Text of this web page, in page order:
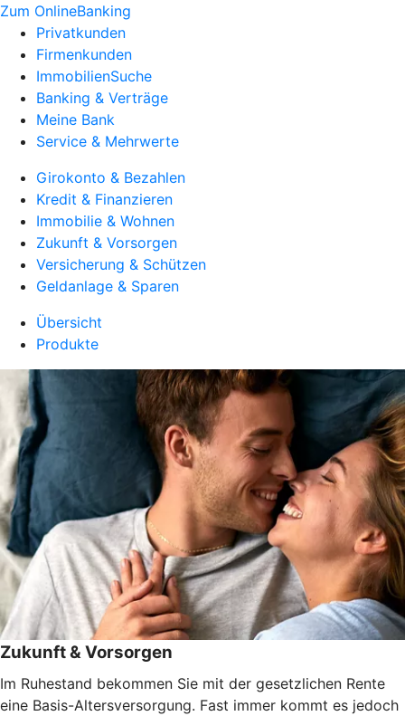
Zum OnlineBanking
Privatkunden
Firmenkunden
ImmobilienSuche
Banking & Verträge
Meine Bank
Service & Mehrwerte
Girokonto & Bezahlen
Kredit & Finanzieren
Immobilie & Wohnen
Zukunft & Vorsorgen
Versicherung & Schützen
Geldanlage & Sparen
Übersicht
Produkte
Zukunft & Vorsorgen
Im Ruhestand bekommen Sie mit der gesetzlichen Rente
eine Basis-Altersversorgung. Fast immer kommt es jedoch